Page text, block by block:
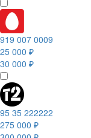
919 007 0009
25 000 ₽
30 000 ₽
95 35 222222
275 000 ₽